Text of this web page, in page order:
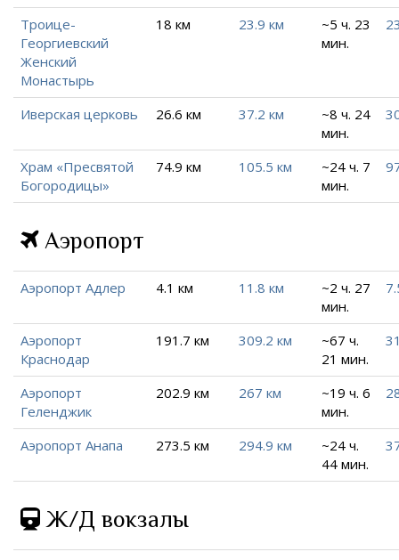
Троице-
Георгиевский
Женский
Монастырь
18 км 23.9 км
~5 ч. 23
мин.
Иверская церковь 26.6 км 37.2 км
~8 ч. 24
мин.
Храм «Пресвятой
Богородицы»
74.9 км 105.5 км
~24 ч. 7
мин.
Аэропорт
Аэропорт Адлер 4.1 км 11.8 км
~2 ч. 27
мин.
Аэропорт
Краснодар
191.7 км 309.2 км
~67 ч.
21 мин.
Аэропорт
Геленджик
202.9 км 267 км
~19 ч. 6
мин.
Аэропорт Анапа 273.5 км 294.9 км
~24 ч.
44 мин.
Ж/Д вокзалы